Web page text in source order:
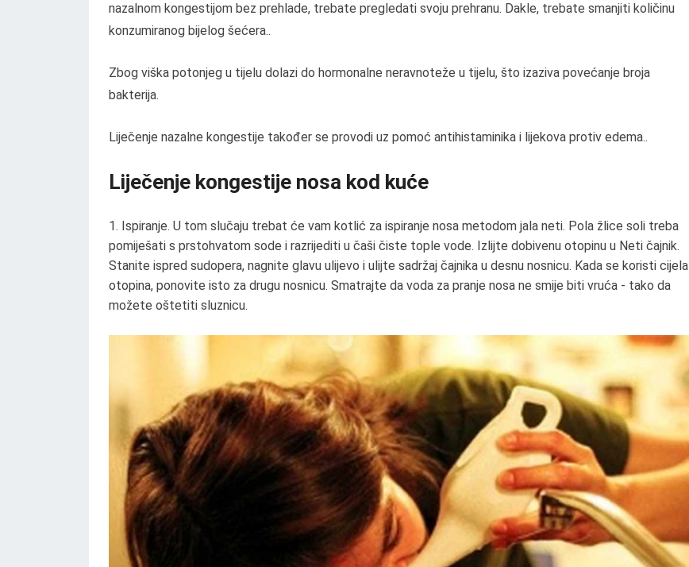
nazalnom kongestijom bez prehlade, trebate pregledati svoju prehranu. Dakle, trebate smanjiti količinu
konzumiranog bijelog šećera..
Zbog viška potonjeg u tijelu dolazi do hormonalne neravnoteže u tijelu, što izaziva povećanje broja
bakterija.
Liječenje nazalne kongestije također se provodi uz pomoć antihistaminika i lijekova protiv edema..
Liječenje kongestije nosa kod kuće
Ispiranje. U tom slučaju trebat će vam kotlić za ispiranje nosa metodom jala neti. Pola žlice soli treba
pomiješati s prstohvatom sode i razrijediti u čaši čiste tople vode. Izlijte dobivenu otopinu u Neti čajnik.
Stanite ispred sudopera, nagnite glavu ulijevo i ulijte sadržaj čajnika u desnu nosnicu. Kada se koristi cijela
otopina, ponovite isto za drugu nosnicu. Smatrajte da voda za pranje nosa ne smije biti vruća - tako da
možete oštetiti sluznicu.